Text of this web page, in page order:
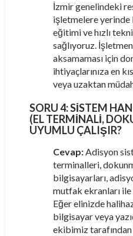
İzmir genelindeki
işletmelere yerinde
eğitimi ve hızlı
sağlıyoruz.
aksamaması için
ihtiyaçlarınıza en
veya uzaktan
SORU 4:SISTEM
(EL TERMINALI,
UYUMLU ÇALIŞIR?
Cevap:Adisyon
terminalleri,
bilgisayarları,
mutfak ekranları ile
Eğer elinizde
bilgisayar veya
ekibimiz